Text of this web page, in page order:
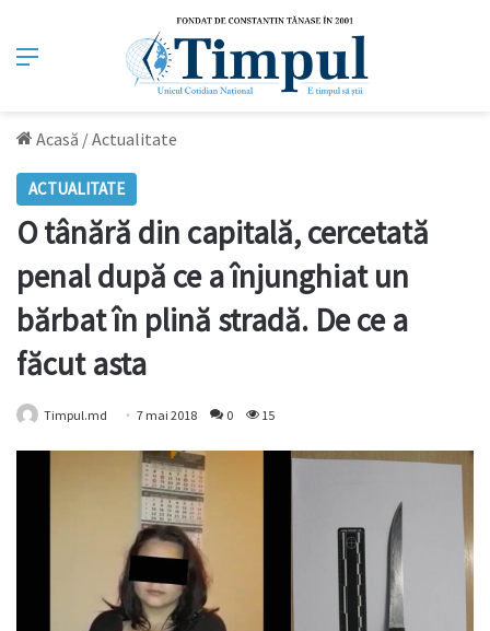
Meniu
Acasă /Actualitate
ACTUALITATE
O tânără din capitală, cercetată
penal după ce a înjunghiat un
bărbat în plină stradă. De ce a
făcut asta
Timpul.md 7 mai 2018 0 15